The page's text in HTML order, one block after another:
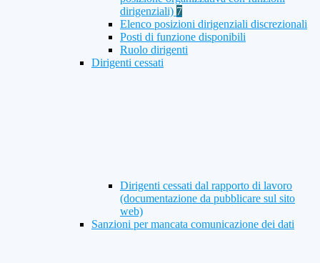
dirigenziali) 7
Elenco posizioni dirigenziali discrezionali
Posti di funzione disponibili
Ruolo dirigenti
Dirigenti cessati
Dirigenti cessati dal rapporto di lavoro
(documentazione da pubblicare sul sito
web)
Sanzioni per mancata comunicazione dei dati